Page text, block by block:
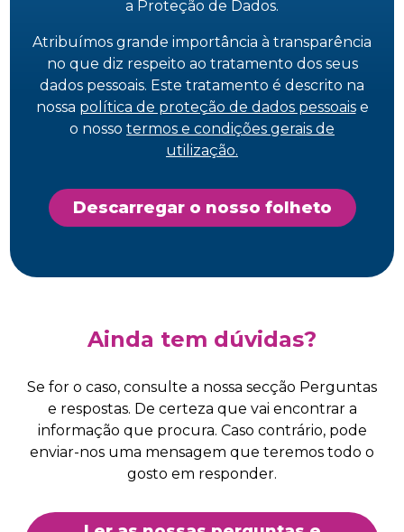
a Proteção de Dados.
Atribuímos grande importância à transparência
no que diz respeito ao tratamento dos seus
dados pessoais. Este tratamento é descrito na
nossa política de proteção de dados pessoaise
o nosso termos e condições gerais de
utilização.
Descarregar o nosso folheto
Ainda tem dúvidas?
Se for o caso, consulte a nossa secção Perguntas
e respostas. De certeza que vai encontrar a
informação que procura. Caso contrário, pode
enviar-nos uma mensagem que teremos todo o
gosto em responder.